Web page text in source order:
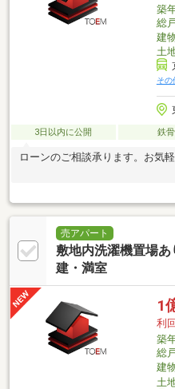
築
総
建
土
その
3日以内に公開 鉄
ローンのご相談承ります。お気
売アパート
敷地内洗濯機置場
建・満室
1
利
築
総
建
土